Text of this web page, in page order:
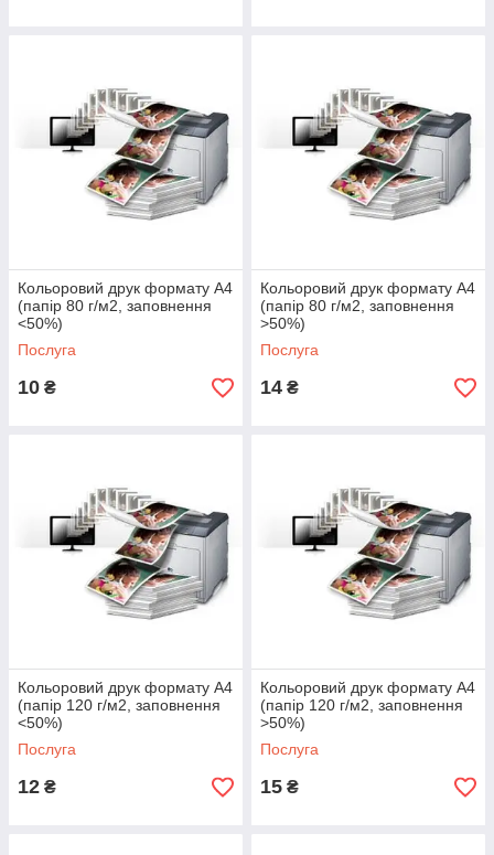
Кольоровий друк формату А4
(папір 80 г/м2, заповнення
<50%)
Послуга
10 ₴
Кольоровий друк формату А4
(папір 80 г/м2, заповнення
>50%)
Послуга
14 ₴
Кольоровий друк формату А4
(папір 120 г/м2, заповнення
<50%)
Послуга
12 ₴
Кольоровий друк формату А4
(папір 120 г/м2, заповнення
>50%)
Послуга
15 ₴